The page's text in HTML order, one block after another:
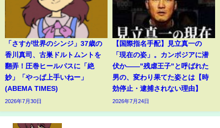
「さすが世界のシンジ」37歳の
香川真司、古巣ドルトムントを
翻弄！圧巻ヒールパスに「絶
妙」「やっぱ上手いねー」
(ABEMA TIMES)
2026年7月30日
【国際指名手配】見立真一の
「現在の姿」。カンボジアに潜
伏か――"残虐王子"と呼ばれた
男の、変わり果てた姿とは【時
効停止・逮捕されない理由】
2026年7月24日